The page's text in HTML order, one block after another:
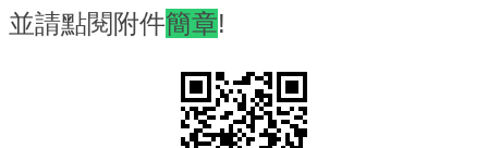
並請點閱附件簡章!